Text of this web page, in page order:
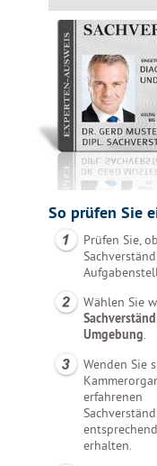
So prüfen Sie
Prüfen Sie,
Wählen Sie
Umgebung.
Wenden Sie
erfahrenen
erhalten.